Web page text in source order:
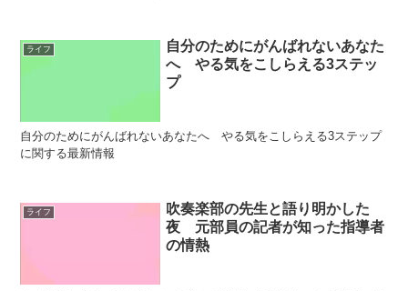
ライフ
自分のためにがんばれないあなた
へ やる気をこしらえる3ステッ
プ
自分のためにがんばれないあなたへ やる気をこしらえる3ステップ
に関する最新情報
ライフ
吹奏楽部の先生と語り明かした
夜 元部員の記者が知った指導者
の情熱